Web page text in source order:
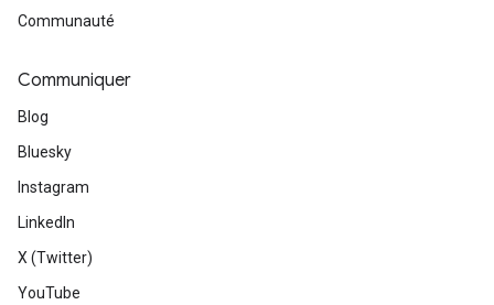
Communauté
Communiquer
Blog
Bluesky
Instagram
LinkedIn
X (Twitter)
YouTube